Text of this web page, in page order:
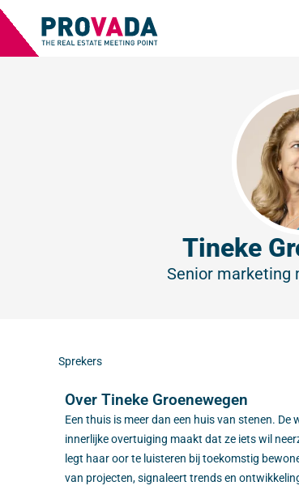
Tineke
Senior marketing
Sprekers
Over Tineke Groenewegen
Een thuis is meer dan een huis van stenen.
innerlijke overtuiging maakt dat ze iets wil
legt haar oor te luisteren bij toekomstig
van projecten, signaleert trends en